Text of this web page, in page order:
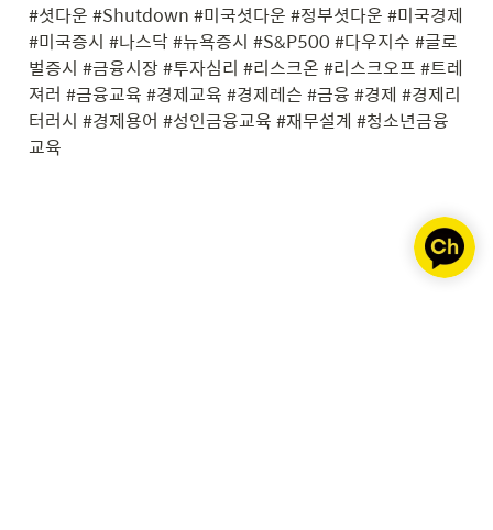
슨과 투자 상식으로 누구나 현명한 투
자자가 될 수 있습니다. ■ 포인트로
시작하는 새로운 금융 습관 소액으로
도 금과 명품에 손쉽게 투자하여…
#셧다운 #Shutdown #미국셧다운 #정부셧다운 #미국경제
#미국증시 #나스닥 #뉴욕증시 #S&P500 #다우지수 #글로
벌증시 #금융시장 #투자심리 #리스크온 #리스크오프 #트레
져러 #금융교육 #경제교육 #경제레슨 #금융 #경제 #경제리
터러시 #경제용어 #성인금융교육 #재무설계 #청소년금융
교육